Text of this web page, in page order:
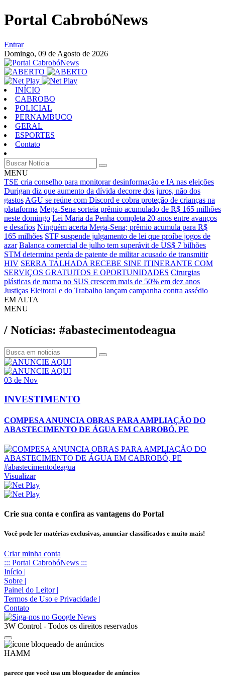
Portal CabrobóNews
Entrar
Domingo, 09 de Agosto de 2026
INÍCIO
CABROBO
POLICIAL
PERNAMBUCO
GERAL
ESPORTES
Contato
MENU
TSE cria conselho para monitorar desinformação e IA nas eleições
Durigan diz que aumento da dívida decorre dos juros, não dos
gastos AGU se reúne com Discord e cobra proteção de crianças na
plataforma Mega-Sena sorteia prêmio acumulado de R$ 165 milhões
neste domingo Lei Maria da Penha completa 20 anos entre avanços
e desafios Ninguém acerta Mega-Sena; prêmio acumula para R$
165 milhões STF suspende julgamento de lei que proíbe jogos de
azar Balança comercial de julho tem superávit de US$ 7 bilhões
STM determina perda de patente de militar acusado de transmitir
HIV SERRA TALHADA RECEBE SINE ITINERANTE COM
SERVIÇOS GRATUITOS E OPORTUNIDADES Cirurgias
plásticas de mama no SUS crescem mais de 50% em dez anos
Justiças Eleitoral e do Trabalho lançam campanha contra assédio
EM ALTA
MENU
/ Notícias: #abastecimentodeagua
03 de Nov
INVESTIMENTO
COMPESA ANUNCIA OBRAS PARA AMPLIAÇÃO DO
ABASTECIMENTO DE ÁGUA EM CABROBÓ, PE
#abastecimentodeagua
Visualizar
Crie sua conta e confira as vantagens do Portal
Você pode ler matérias exclusivas, anunciar classificados e muito mais!
Criar minha conta
::: Portal CabrobóNews :::
Início |
Sobre |
Painel do Leitor |
Termos de Uso e Privacidade |
Contato
3W Control - Todos os direitos reservados
HAMM
parece que você usa um bloqueador de anúncios